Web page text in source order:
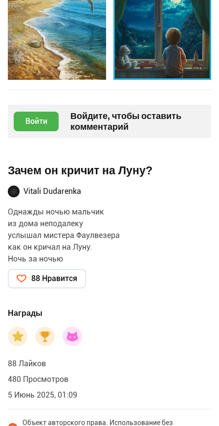
Войти
Войдите, чтобы оставить
комментарий
Зачем он кричит на Луну?
Vitali Dudarenka
Однажды ночью мальчик
из дома неподалеку
услышал мистера Фаулвезера
как он кричал на Луну.
Ночь за ночью
когда Луна была на месте
он мог слышать мистера Фаулвезера
88 Нравится
Награды
88 Лайков
480 Просмотров
5 Июнь 2025, 01:09
Объект авторского права. Использование без